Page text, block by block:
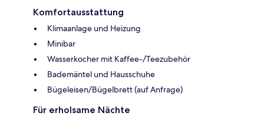
Komfortausstattung
Klimaanlage und Heizung
Minibar
Wasserkocher mit Kaffee-/Teezubehör
Bademäntel und Hausschuhe
Bügeleisen/Bügelbrett (auf Anfrage)
Für erholsame Nächte